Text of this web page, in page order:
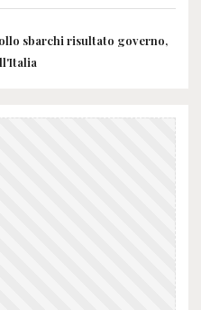
sbarchi risultato governo,